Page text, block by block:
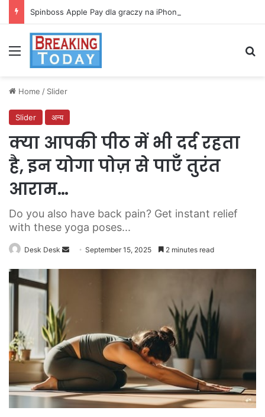
Spinboss Apple Pay dla graczy na iPhone
Menu
Home / Slider
Slider अन्य
क्या आपकी पीठ में भी दर्द रहता
है, इन योगा पोज़ से पाएँ तुरंत
आराम…
Do you also have back pain? Get instant relief
with these yoga poses...
Desk Desk
SendSeptember 15, 2025 2 minutes read